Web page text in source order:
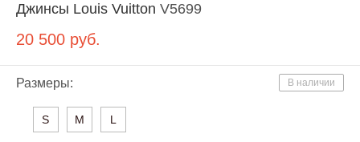
Джинсы Louis Vuitton V5699
20 500 руб.
В наличии
Размеры:
S M L